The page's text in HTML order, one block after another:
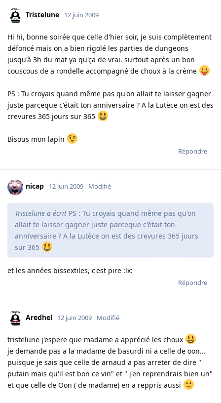
Tristelune 12 juin 2009
Hi hi, bonne soirée que celle d'hier soir, je suis complètement
défoncé mais on a bien rigolé les parties de dungeons
jusqu'à 3h du mat ya qu'ça de vrai. surtout après un bon
couscous de a rondelle accompagné de choux à la crème
PS : Tu croyais quand même pas qu'on allait te laisser gagner
juste parceque c'était ton anniversaire ? A la Lutèce on est des
crevures 365 jours sur 365
Bisous mon lapin
Répondre
nicap 12 juin 2009 Modifié
Tristelune a écrit PS : Tu croyais quand même pas qu'on
allait te laisser gagner juste parceque c'était ton
anniversaire ? A la Lutèce on est des crevures 365 jours
sur 365
et les années bissextiles, c'est pire :lx:
Répondre
Aredhel 12 juin 2009 Modifié
tristelune j'espere que madame a apprécié les choux
je demande pas a la madame de basurdi ni a celle de oon...
puisque je sais que celle de arnaud a pas arreter de dire "
putain mais qu'il est bon ce vin" et " j'en reprendrais bien un"
et que celle de Oon ( de madame) en a reppris aussi